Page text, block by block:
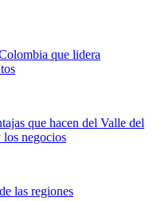
que lidera
que hacen del Valle del
los negocios
las regiones